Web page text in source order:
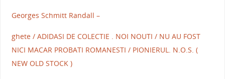
Georges Schmitt Randall –
ghete / ADIDASI DE COLECTIE . NOI NOUTI / NU AU FOST
NICI MACAR PROBATI ROMANESTI / PIONIERUL. N.O.S. (
NEW OLD STOCK )